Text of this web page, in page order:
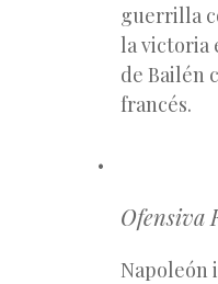
guerrilla
la victoria
de Bailén
francés.
Ofensiva
Napoleón